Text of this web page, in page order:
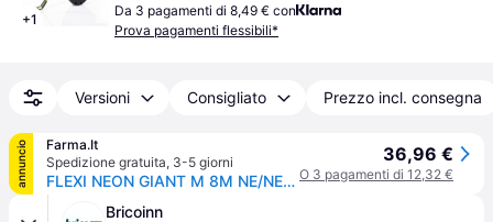
+1
Da 3 pagamenti di 8,49 € con
Prova pagamenti flessibili*
Versioni Consigliato Prezzo incl. consegna
annuncio
Farma.It
Spedizione gratuita, 3-5 giorni
FLEXI NEON GIANT M 8M NE/NEON
36,96 €
O 3 pagamenti di 12,32 €
Bricoinn